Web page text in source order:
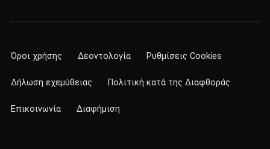
Όροι χρήσης Δεοντολογία Ρυθμίσεις Cookies
Δήλωση εχεμύθειας Πολιτική κατά της Διαφθοράς
Επικοινωνία Διαφήμιση